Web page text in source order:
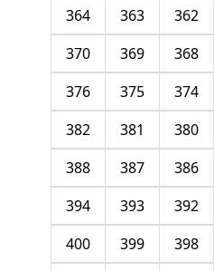
362
363
364
368
369
370
374
375
376
380
381
382
386
387
388
392
393
394
398
399
400